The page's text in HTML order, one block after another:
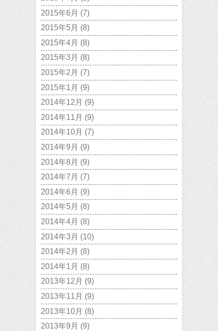
2015年6月 (7)
2015年5月 (8)
2015年4月 (8)
2015年3月 (8)
2015年2月 (7)
2015年1月 (9)
2014年12月 (9)
2014年11月 (9)
2014年10月 (7)
2014年9月 (9)
2014年8月 (9)
2014年7月 (7)
2014年6月 (9)
2014年5月 (8)
2014年4月 (8)
2014年3月 (10)
2014年2月 (8)
2014年1月 (8)
2013年12月 (9)
2013年11月 (9)
2013年10月 (8)
2013年9月 (9)